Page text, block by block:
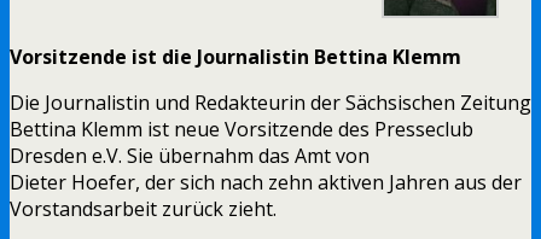
Vorsitzende ist die Journalistin Bettina Klemm
Die Journalistin und Redakteurin der Sächsischen Zeitung
Bettina Klemm ist neue Vorsitzende des Presseclub
Dresden e.V. Sie übernahm das Amt von
Dieter Hoefer, der sich nach zehn aktiven Jahren aus der
Vorstandsarbeit zurück zieht.